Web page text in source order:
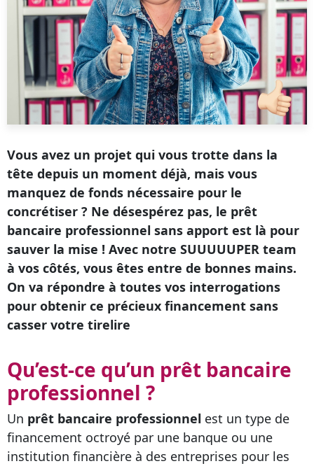
Vous avez un projet qui vous trotte dans la
tête depuis un moment déjà, mais vous
manquez de fonds nécessaire pour le
concrétiser ? Ne désespérez pas, le prêt
bancaire professionnel sans apport est là pour
sauver la mise ! Avec notre SUUUUUPER team
à vos côtés, vous êtes entre de bonnes mains.
On va répondre à toutes vos interrogations
pour obtenir ce précieux financement sans
casser votre tirelire
Qu’est-ce qu’un prêt bancaire
professionnel ?
Un prêt bancaire professionnel est un type de
financement octroyé par une banque ou une
institution financière à des entreprises pour les